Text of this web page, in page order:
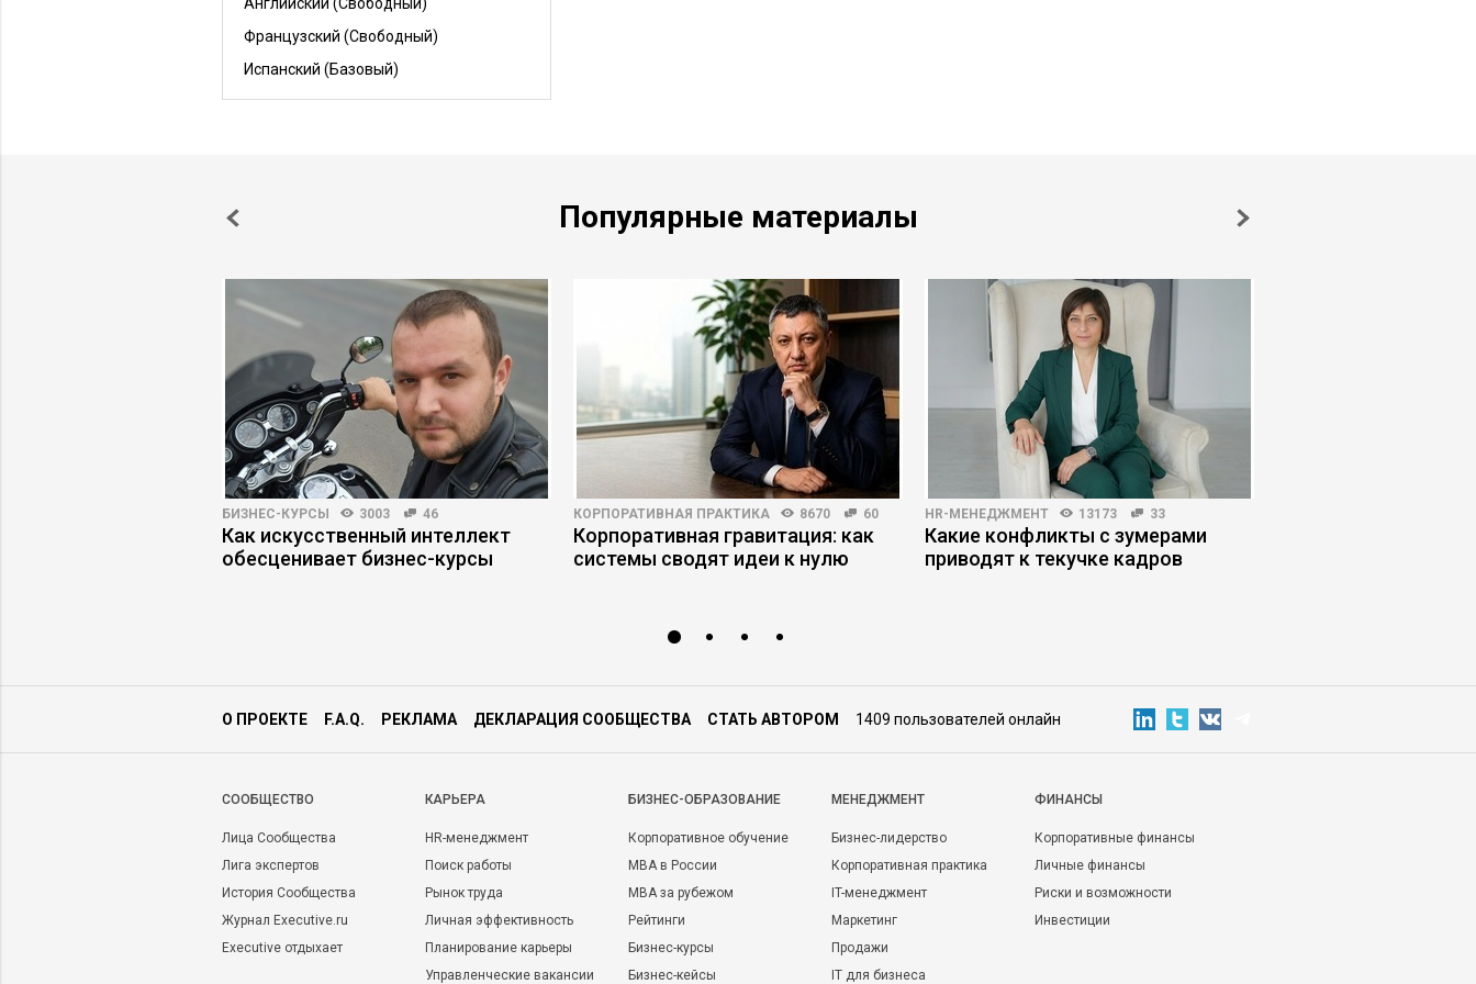
Французский (Свободный)
Испанский (Базовый)
Популярные материалы
БИЗНЕС-КУРСЫ 3003 46
Как искусственный интеллект
обесценивает бизнес-курсы
КОРПОРАТИВНАЯ ПРАКТИКА 8670 60
Корпоративная гравитация: как
системы сводят идеи к нулю
HR-МЕНЕДЖМЕНТ 13173 33
Какие конфликты с зумерами
приводят к текучке кадров
О ПРОЕКТЕ F.A.Q. РЕКЛАМА ДЕКЛАРАЦИЯ СООБЩЕСТВА СТАТЬ АВТОРОМ 1409 пользователей онлайн
CООБЩЕСТВО
Лица Сообщества
Лига экспертов
История Сообщества
Журнал Executive.ru
Executive отдыхает
КАРЬЕРА
HR-менеджмент
Поиск работы
Рынок труда
Личная эффективность
Планирование карьеры
Управленческие вакансии
БИЗНЕС-ОБРАЗОВАНИЕ
Корпоративное обучение
MBA в России
MBA за рубежом
Рейтинги
Бизнес-курсы
Бизнес-кейсы
МЕНЕДЖМЕНТ
Бизнес-лидерство
Корпоративная практика
IT-менеджмент
Маркетинг
Продажи
IT для бизнеса
ФИНАНСЫ
Корпоративные финансы
Личные финансы
Риски и возможности
Инвестиции